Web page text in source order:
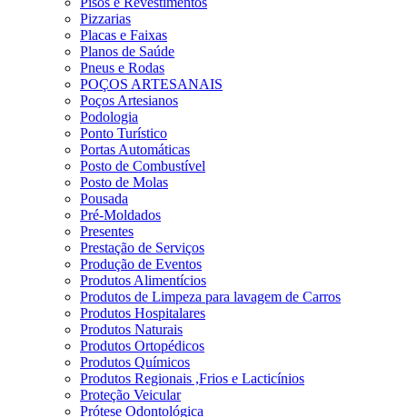
Pizzarias
Placas e Faixas
Planos de Saúde
Pneus e Rodas
POÇOS ARTESANAIS
Poços Artesianos
Podologia
Ponto Turístico
Portas Automáticas
Posto de Combustível
Posto de Molas
Pousada
Pré-Moldados
Presentes
Prestação de Serviços
Produção de Eventos
Produtos Alimentícios
Produtos de Limpeza para lavagem de Carros
Produtos Hospitalares
Produtos Naturais
Produtos Ortopédicos
Produtos Químicos
Produtos Regionais ,Frios e Lacticínios
Proteção Veicular
Prótese Odontológica